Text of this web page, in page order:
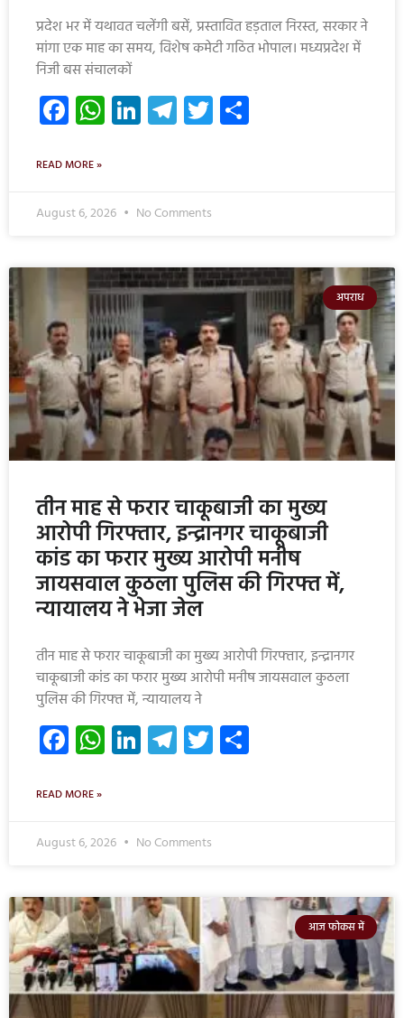
प्रदेश भर में यथावत चलेंगी बसें, प्रस्तावित हड़ताल निरस्त, सरकार ने
मांगा एक माह का समय, विशेष कमेटी गठित भोपाल। मध्यप्रदेश में
निजी बस संचालकों
Facebook
WhatsApp
LinkedIn
Telegram
Twitter
READ MORE »
August 6, 2026 No Comments
अपराध
तीन माह से फरार चाकूबाजी का मुख्य
आरोपी गिरफ्तार, इन्द्रानगर चाकूबाजी
कांड का फरार मुख्य आरोपी मनीष
जायसवाल कुठला पुलिस की गिरफ्त में,
न्यायालय ने भेजा जेल
तीन माह से फरार चाकूबाजी का मुख्य आरोपी गिरफ्तार, इन्द्रानगर
चाकूबाजी कांड का फरार मुख्य आरोपी मनीष जायसवाल कुठला
पुलिस की गिरफ्त में, न्यायालय ने
Facebook
WhatsApp
LinkedIn
Telegram
Twitter
READ MORE »
August 6, 2026 No Comments
आज फोकस में